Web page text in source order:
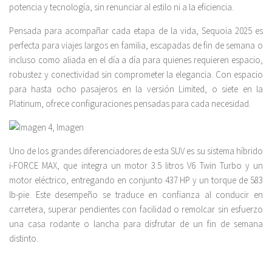
potencia y tecnología, sin renunciar al estilo ni a la eficiencia.
Pensada para acompañar cada etapa de la vida, Sequoia 2025 es
perfecta para viajes largos en familia, escapadas de fin de semana o
incluso como aliada en el día a día para quienes requieren espacio,
robustez y conectividad sin comprometer la elegancia. Con espacio
para hasta ocho pasajeros en la versión Limited, o siete en la
Platinum, ofrece configuraciones pensadas para cada necesidad.
Uno de los grandes diferenciadores de esta SUV es su sistema híbrido
i-FORCE MAX, que integra un motor 3.5 litros V6 Twin Turbo y un
motor eléctrico, entregando en conjunto 437 HP y un torque de 583
lb-pie. Este desempeño se traduce en confianza al conducir en
carretera, superar pendientes con facilidad o remolcar sin esfuerzo
una casa rodante o lancha para disfrutar de un fin de semana
distinto.